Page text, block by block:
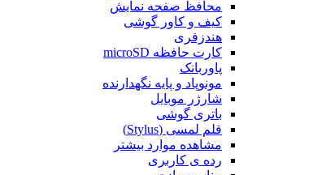
محافظ صفحه نمایش
کیف و کاور گوشی
هندزفری
کارت حافظه microSD
پاوربانک
مونوپاد و پایه نگهدارنده
شارژر موبایل
باتری گوشی
قلم لمسی (Stylus)
مشاهده موارد بیشتر
رده ی کاربری